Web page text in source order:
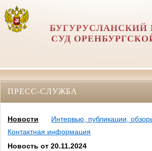
СУД
ПРЕСС-СЛУЖБА
Новости
Интервью, публикации,
Контактная информация
Новость от 20.11.2024